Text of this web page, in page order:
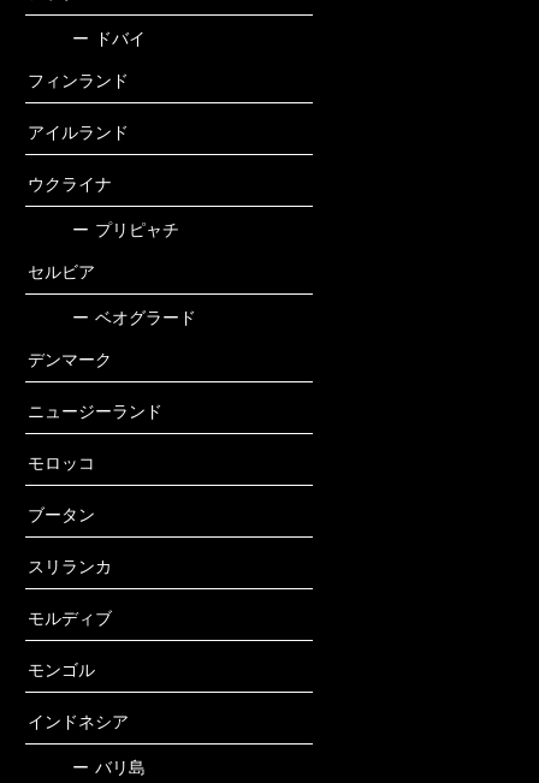
ー ドバイ
フィンランド
アイルランド
ウクライナ
ー プリピャチ
セルビア
ー ベオグラード
デンマーク
ニュージーランド
モロッコ
ブータン
スリランカ
モルディブ
モンゴル
インドネシア
ー バリ島